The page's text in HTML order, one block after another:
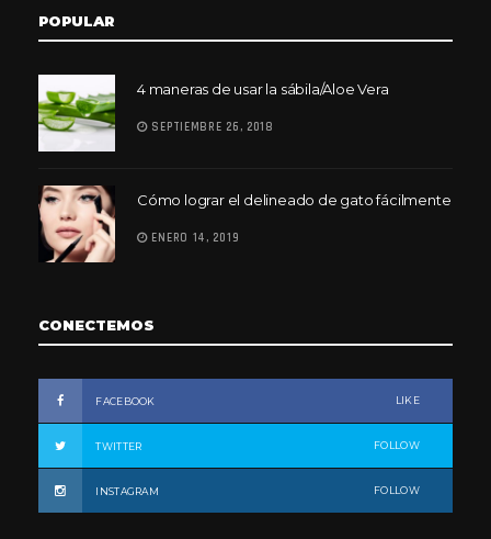
POPULAR
4 maneras de usar la sábila/Aloe Vera
SEPTIEMBRE 26, 2018
Cómo lograr el delineado de gato fácilmente
ENERO 14, 2019
CONECTEMOS
FACEBOOK LIKE
TWITTER FOLLOW
INSTAGRAM FOLLOW